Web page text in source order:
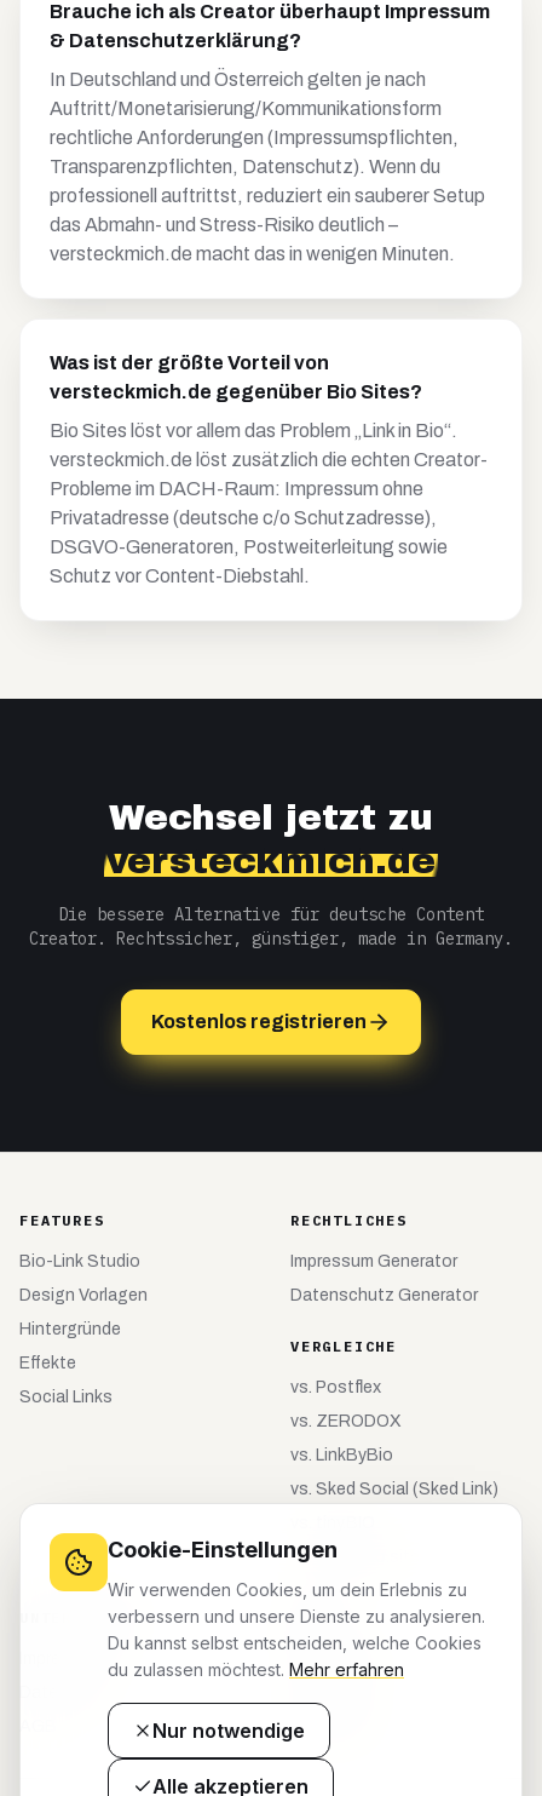
Brauche ich als Creator überhaupt Impressum
& Datenschutzerklärung?
In Deutschland und Österreich gelten je nach
Auftritt/Monetarisierung/Kommunikationsform
rechtliche Anforderungen (Impressumspflichten,
Transparenzpflichten, Datenschutz). Wenn du
professionell auftrittst, reduziert ein sauberer Setup
das Abmahn- und Stress-Risiko deutlich –
versteckmich.de macht das in wenigen Minuten.
Was ist der größte Vorteil von
versteckmich.de gegenüber Bio Sites?
Bio Sites löst vor allem das Problem „Link in Bio“.
versteckmich.de löst zusätzlich die echten Creator-
Probleme im DACH-Raum: Impressum ohne
Privatadresse (deutsche c/o Schutzadresse),
DSGVO-Generatoren, Postweiterleitung sowie
Schutz vor Content-Diebstahl.
Wechsel jetzt zu
versteckmich.de
Die bessere Alternative für deutsche Content
Creator. Rechtssicher, günstiger, made in Germany.
Kostenlos registrieren
FEATURES
Bio-Link Studio
Design Vorlagen
Hintergründe
Effekte
Social Links
RECHTLICHES
Impressum Generator
Datenschutz Generator
VERGLEICHE
vs. Postflex
vs. ZERODOX
vs. LinkByBio
vs. Sked Social (Sked Link)
vs.meinebio.site
UNTERNEHMEN KONTO
Registrieren
Dashboard
Cookie-Einstellungen
Wir verwenden Cookies, um dein Erlebnis zu
verbessern und unsere Dienste zu analysieren.
Du kannst selbst entscheiden, welche Cookies
du zulassen möchtest. Mehr erfahren
Nur notwendige
Alle akzeptieren